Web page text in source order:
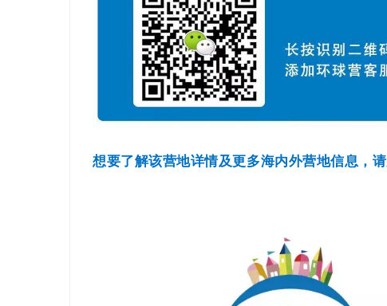
想要了解该营地详情及更多海内外营地信息，